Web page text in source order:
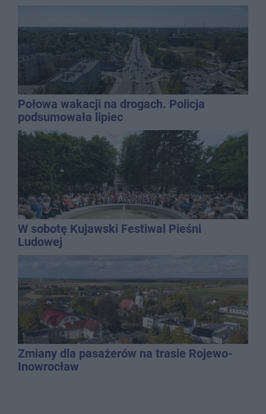
Połowa wakacji na drogach. Policja
podsumowała lipiec
W sobotę Kujawski Festiwal Pieśni
Ludowej
Zmiany dla pasażerów na trasie Rojewo-
Inowrocław